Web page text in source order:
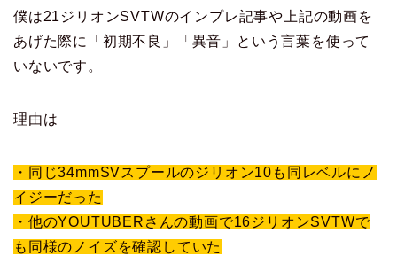
僕は21ジリオンSVTWのインプレ記事や上記の動画を
あげた際に「初期不良」「異音」という言葉を使って
いないです。
理由は
・同じ34mmSVスプールのジリオン10も同レベルにノ
イジーだった
・他のYOUTUBERさんの動画で16ジリオンSVTWで
も同様のノイズを確認していた